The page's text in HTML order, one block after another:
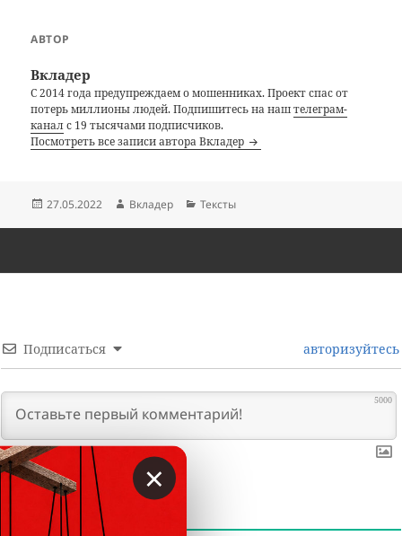
АВТОР
Вкладер
С 2014 года предупреждаем о мошенниках. Проект спас от
потерь миллионы людей. Подпишитесь на наштелеграм-
каналс 19 тысячами подписчиков.
Посмотреть все записи автора Вкладер
Опубликовано
27.05.2022 Автор
Вкладер Рубрики
Тексты
Подписаться авторизуйтесь
5000
КОММЕНТАРИИ
×